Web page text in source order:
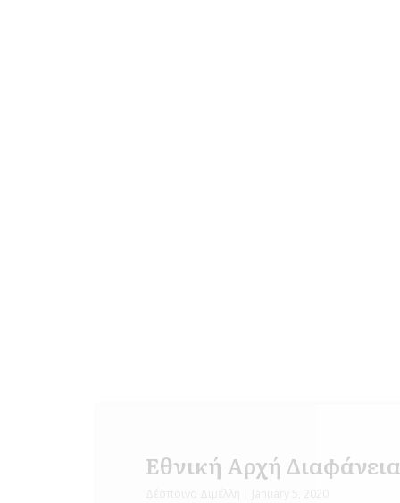
Εθνική Αρχή